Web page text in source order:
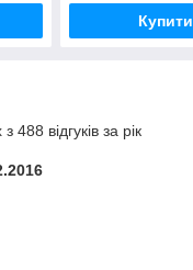
Купити
488 відгуків за рік